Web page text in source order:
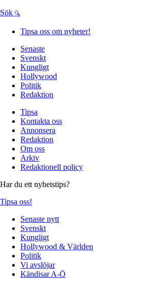
Sök
Tipsa oss om nyheter!
Senaste
Svenskt
Kungligt
Hollywood
Politik
Redaktion
Tipsa
Kontakta oss
Annonsera
Redaktion
Om oss
Arkiv
Redaktionell policy
Har du ett nyhetstips?
Tipsa oss!
Senaste nytt
Svenskt
Kungligt
Hollywood & Världen
Politik
Vi avslöjar
Kändisar A-Ö